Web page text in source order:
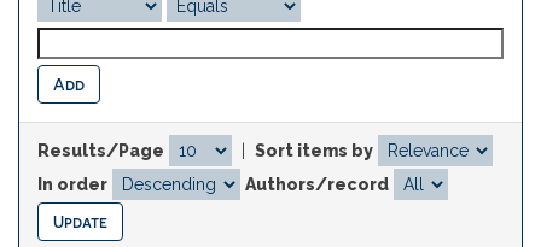
Results/Page
Sort items by
In order
Authors/record